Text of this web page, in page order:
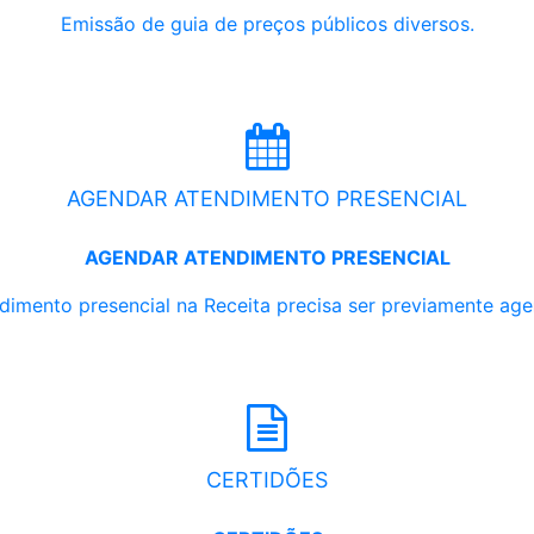
Emissão de guia de preços públicos diversos.
AGENDAR ATENDIMENTO PRESENCIAL
AGENDAR ATENDIMENTO PRESENCIAL
presencial na Receita precisa ser previamente
CERTIDÕES